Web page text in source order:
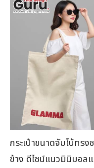
กระเป๋าขนาดจัมโบ้ทร
ข้าง ดีไซน์แนวมินิมอล